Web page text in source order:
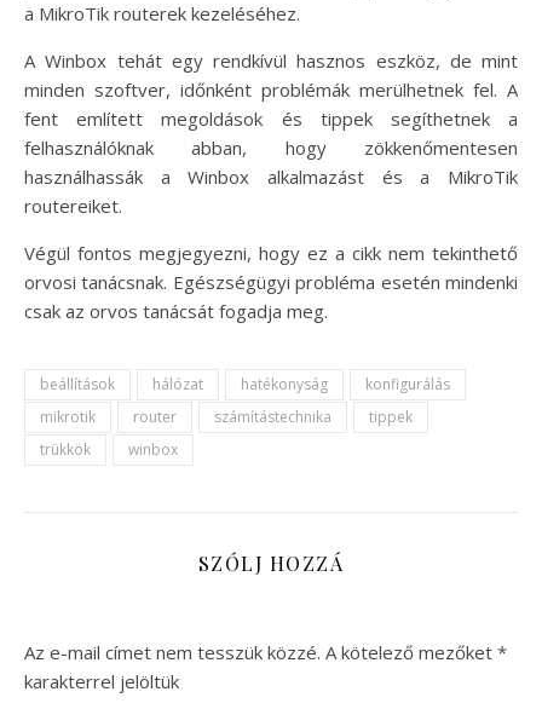
a MikroTik routerek kezeléséhez.
A Winbox tehát egy rendkívül hasznos eszköz, de mint
minden szoftver, időnként problémák merülhetnek fel. A
fent említett megoldások és tippek segíthetnek a
felhasználóknak abban, hogy zökkenőmentesen
használhassák a Winbox alkalmazást és a MikroTik
routereiket.
Végül fontos megjegyezni, hogy ez a cikk nem tekinthető
orvosi tanácsnak. Egészségügyi probléma esetén mindenki
csak az orvos tanácsát fogadja meg.
beállítások hálózat hatékonyság
konfigurálás
mikrotik
router számítástechnika
tippek
trükkök
winbox
SZÓLJ HOZZÁ
Az e-mail címet nem tesszük közzé. A kötelező mezőket *
karakterrel jelöltük